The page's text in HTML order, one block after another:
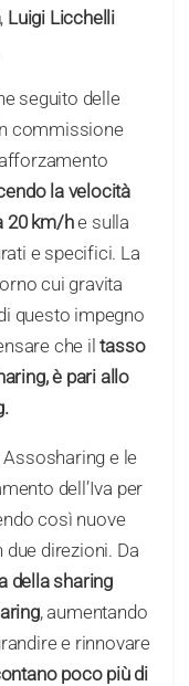
, Luigi Licchelli
seguito delle
commissione
la velocità
20 km/he sulla
e specifici. La
cui gravita
questo impegno
che iltasso
è pari allo
Assosharing e le
dell’Iva per
così nuove
direzioni. Da
della sharing
, aumentando
e rinnovare
poco più di